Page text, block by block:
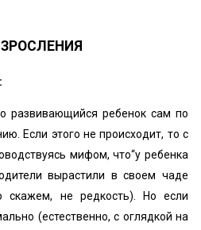
развивающийся ребенок сам по
Если этого не происходит, то с
мифом, что“у ребенка
вырастили в своем чаде
скажем, не редкость). Но если
(естественно, с оглядкой на